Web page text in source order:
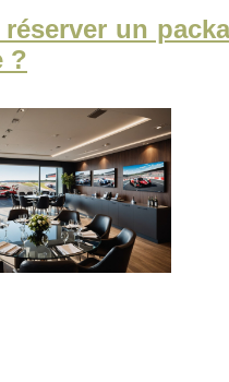
réserver un
?